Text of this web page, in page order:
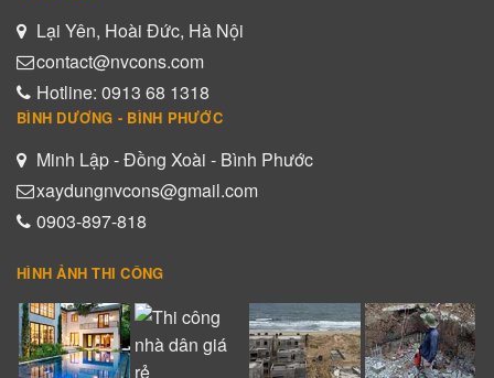
Lại Yên, Hoài Đức, Hà Nội
contact@nvcons.com
Hotline: 0913 68 1318
BÌNH DƯƠNG - BÌNH PHƯỚC
Minh Lập - Đồng Xoài - Bình Phước
xaydungnvcons@gmail.com
0903-897-818
HÌNH ẢNH THI CÔNG